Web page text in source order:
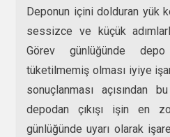
Deponun içini dolduran yük
sessizce ve küçük
Görev günlüğünde depo
tüketilmemiş olması iyiye
sonuçlanması açısından
depodan çıkışı işin en
günlüğünde uyarı olarak